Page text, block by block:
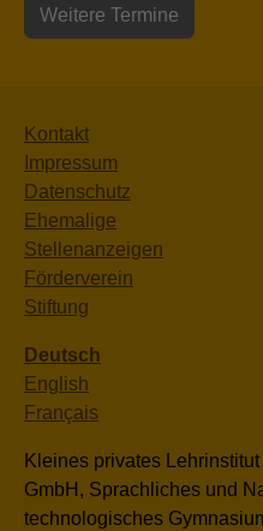
Weitere Termine
Kontakt
Impressum
Datenschutz
Ehemalige
Stellenanzeigen
Förderverein
Stiftung
Deutsch
English
Français
Kleines privates
GmbH, Sprachliches und
technologisches